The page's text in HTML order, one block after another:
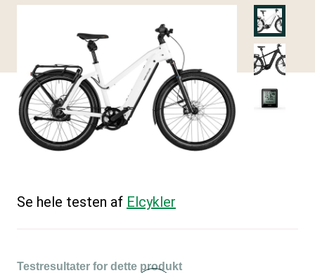
Se hele testen af Elcykler
Testresultater for dette produkt